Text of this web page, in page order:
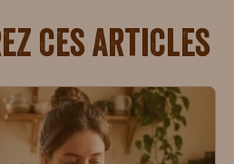
ces articles